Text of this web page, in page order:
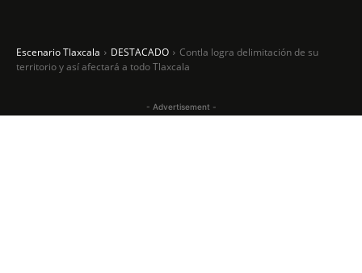
Escenario Tlaxcala DESTACADO
Contla logra delimitación de su
territorio y así afectará a todo Tlaxcala
- Advertisement -